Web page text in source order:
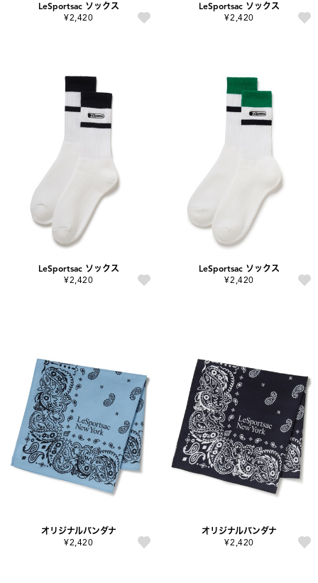
LeSportsac ソックス
¥2,420
LeSportsac ソックス
¥2,420
LeSportsac ソックス
¥2,420
LeSportsac ソックス
¥2,420
オリジナルバンダナ
¥2,420
オリジナルバンダナ
¥2,420